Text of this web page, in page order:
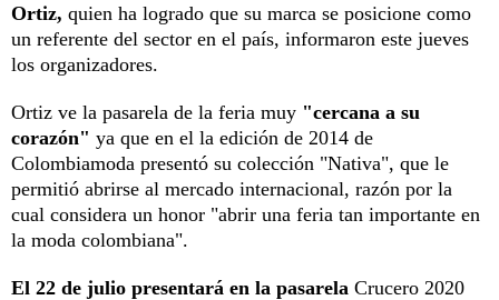
Ortiz, quien ha logrado que su marca se posicione como
un referente del sector en el país, informaron este jueves
los organizadores.
Ortiz ve la pasarela de la feria muy "cercana a su
corazón" ya que en el la edición de 2014 de
Colombiamoda presentó su colección "Nativa", que le
permitió abrirse al mercado internacional, razón por la
cual considera un honor "abrir una feria tan importante en
la moda colombiana".
El 22 de julio presentará en la pasarela Crucero 2020